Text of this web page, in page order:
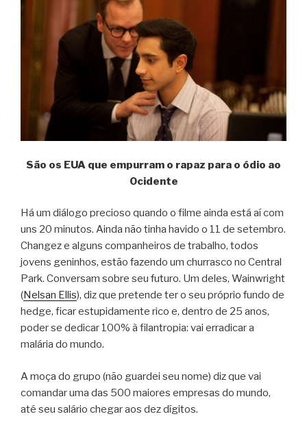
São os EUA que empurram o rapaz para o ódio ao
Ocidente
Há um diálogo precioso quando o filme ainda está aí com
uns 20 minutos. Ainda não tinha havido o 11 de setembro.
Changez e alguns companheiros de trabalho, todos
jovens geninhos, estão fazendo um churrasco no Central
Park. Conversam sobre seu futuro. Um deles, Wainwright
(Nelsan Ellis), diz que pretende ter o seu próprio fundo de
hedge, ficar estupidamente rico e, dentro de 25 anos,
poder se dedicar 100% à filantropia: vai erradicar a
malária do mundo.
A moça do grupo (não guardei seu nome) diz que vai
comandar uma das 500 maiores empresas do mundo,
até seu salário chegar aos dez dígitos.